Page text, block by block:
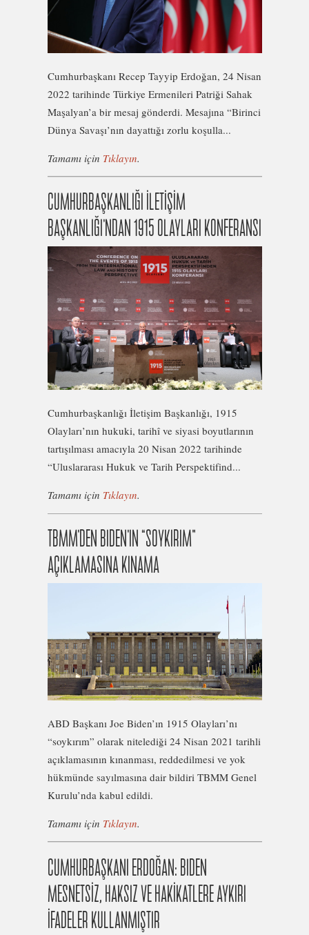
Cumhurbaşkanı Recep Tayyip Erdoğan, 24 Nisan
2022 tarihinde Türkiye Ermenileri Patriği Sahak
Maşalyan’a bir mesaj gönderdi. Mesajına “Birinci
Dünya Savaşı’nın dayattığı zorlu koşulla...
Tamamı için Tıklayın.
CUMHURBAŞKANLIĞI İLETİŞİM
BAŞKANLIĞI’NDAN 1915 OLAYLARI KONFERANSI
Cumhurbaşkanlığı İletişim Başkanlığı, 1915
Olayları’nın hukuki, tarihî ve siyasi boyutlarının
tartışılması amacıyla 20 Nisan 2022 tarihinde
“Uluslararası Hukuk ve Tarih Perspektifind...
Tamamı için Tıklayın.
TBMM’DEN BIDEN’IN “SOYKIRIM”
AÇIKLAMASINA KINAMA
ABD Başkanı Joe Biden’ın 1915 Olayları’nı
“soykırım” olarak nitelediği 24 Nisan 2021 tarihli
açıklamasının kınanması, reddedilmesi ve yok
hükmünde sayılmasına dair bildiri TBMM Genel
Kurulu’nda kabul edildi.
Tamamı için Tıklayın.
CUMHURBAŞKANI ERDOĞAN: BIDEN
MESNETSİZ, HAKSIZ VE HAKİKATLERE AYKIRI
İFADELER KULLANMIŞTIR